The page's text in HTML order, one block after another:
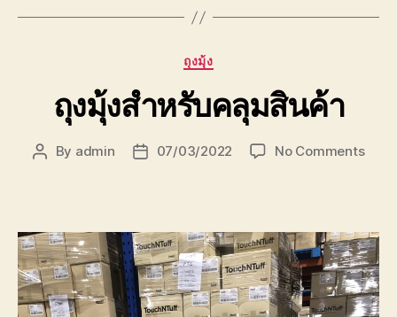
Categories
ถุงมุ้ง
ถุงมุ้งสำหรับคลุมสินค้า
Post
By admin
Post07/03/2022 No Commentson
คลุม
สินค้า